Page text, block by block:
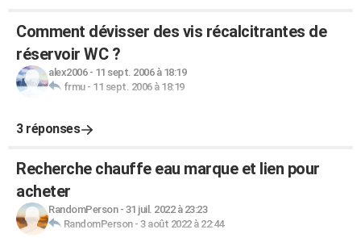
Comment dévisser des vis récalcitrantes de
réservoir WC ?
alex2006- 11 sept. 2006 à 18:19
frmu- 11 sept. 2006 à 18:19
3 réponses
Recherche chauffe eau marque et lien pour
acheter
RandomPerson- 31 juil. 2022 à 23:23
RandomPerson- 3 août 2022 à 22:44